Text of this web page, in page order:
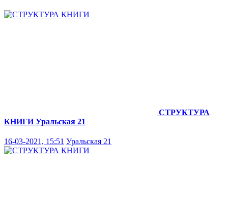
СТРУКТУРА
КНИГИ Уральская 21
16-03-2021, 15:51 Уральская 21